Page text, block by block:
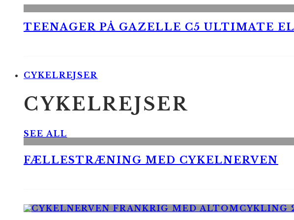
TEENAGER PÅ GAZELLE C5 ULTIMATE
CYKELREJSER
CYKELREJSER
SEE ALL
FÆLLESTRÆNING MED CYKELNERVEN